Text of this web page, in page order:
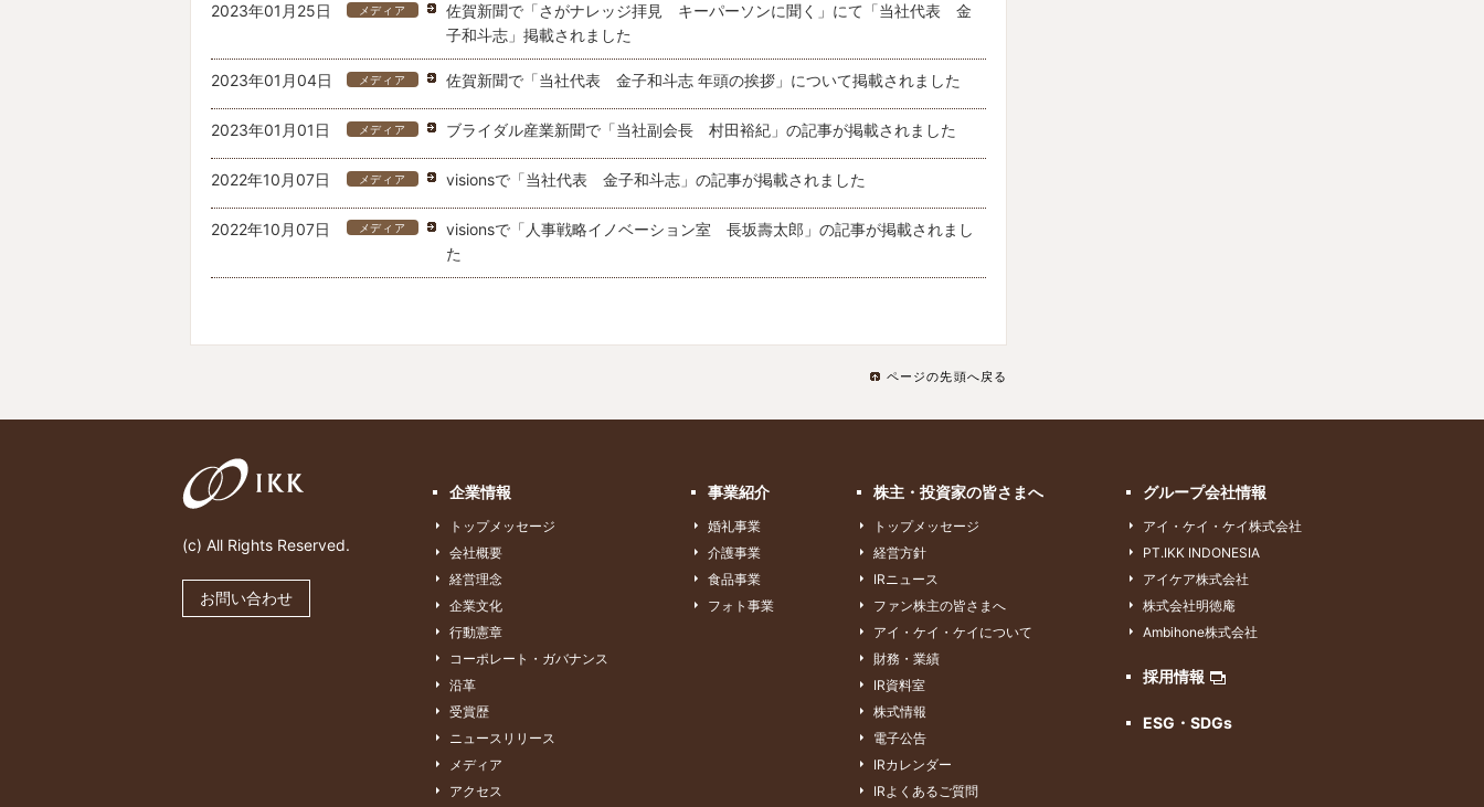
2023年01月25日 メディア
佐賀新聞で「さがナレッジ拝見 キーパーソンに聞く」にて「当社代表 金
子和斗志」掲載されました
2023年01月04日 メディア 佐賀新聞で「当社代表 金子和斗志 年頭の挨拶」について掲載されました
2023年01月01日 メディア ブライダル産業新聞で「当社副会長 村田裕紀」の記事が掲載されました
2022年10月07日 メディア visionsで「当社代表 金子和斗志」の記事が掲載されました
2022年10月07日 メディア
visionsで「人事戦略イノベーション室 長坂壽太郎」の記事が掲載されまし
た
ページの先頭へ戻る
(c) All Rights Reserved.
お問い合わせ
企業情報
トップメッセージ
会社概要
経営理念
企業文化
行動憲章
コーポレート・ガバナンス
沿革
受賞歴
ニュースリリース
メディア
アクセス
事業紹介
婚礼事業
介護事業
食品事業
フォト事業
株主・投資家の皆さまへ
トップメッセージ
経営方針
IRニュース
ファン株主の皆さまへ
アイ・ケイ・ケイについて
財務・業績
IR資料室
株式情報
電子公告
IRカレンダー
IRよくあるご質問
グループ会社情報
アイ・ケイ・ケイ株式会社
PT.IKK INDONESIA
アイケア株式会社
株式会社明徳庵
Ambihone株式会社
採用情報
ESG・SDGs